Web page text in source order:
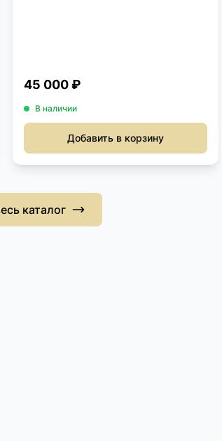
45 000 ₽
В наличии
Добавить в корзину
каталог